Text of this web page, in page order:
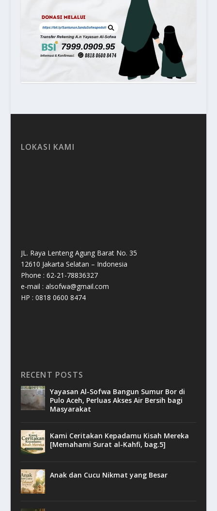
LOKASI KAMI
JL. Raya Lenteng Agung Barat No. 35
12610 Jakarta Selatan – Indonesia
Phone : 62-21-78836327
e-mail : alsofwa@gmail.com
HP : 0818 0600 8474
RECENT POSTS
Yayasan Al-Sofwa Bangun Sumur Bor di
Pulo Aceh, Perluas Akses Air Bersih bagi
Masyarakat
Kami Ceritakan Kepadamu Kisah Mereka
[Memahami Surat al-Kahfi, bag.5]
Anak dan Cucu Nikmat yang Besar